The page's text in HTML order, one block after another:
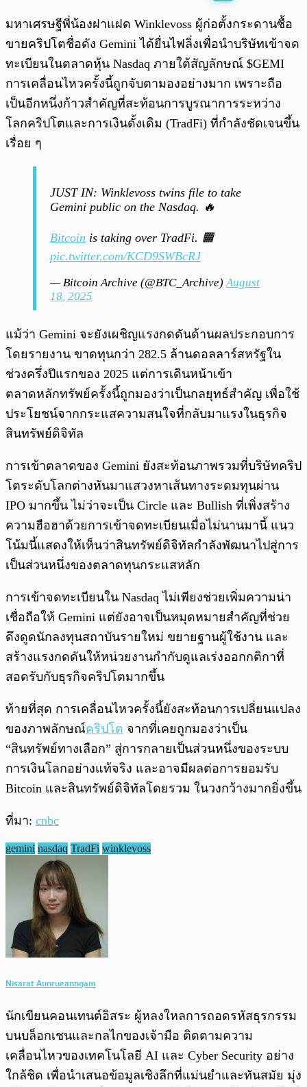
พร้อมเล่น
มหาเศรษฐีพี่น้องฝาแฝด Winklevoss ผู้ก่อตั้งกระดานซื้อ
ขายคริปโตชื่อดัง Gemini ได้ยื่นไฟลิ่งเพื่อนำบริษัทเข้าจด
ทะเบียนในตลาดหุ้น Nasdaq ภายใต้สัญลักษณ์ $GEMI
การเคลื่อนไหวครั้งนี้ถูกจับตามองอย่างมาก เพราะถือ
เป็นอีกหนึ่งก้าวสำคัญที่สะท้อนการบูรณาการระหว่าง
โลกคริปโตและการเงินดั้งเดิม (TradFi) ที่กำลังชัดเจนขึ้น
เรื่อย ๆ
JUST IN: Winklevoss twins file to take
Gemini public on the Nasdaq. 🔥
Bitcoin is taking over TradFi. 🟧
pic.twitter.com/KCD9SWBcRJ
— Bitcoin Archive (@BTC_Archive)August
18, 2025
แม้ว่า Gemini จะยังเผชิญแรงกดดันด้านผลประกอบการ
โดยรายงาน ขาดทุนกว่า 282.5 ล้านดอลลาร์สหรัฐใน
ช่วงครึ่งปีแรกของ 2025 แต่การเดินหน้าเข้า
ตลาดหลักทรัพย์ครั้งนี้ถูกมองว่าเป็นกลยุทธ์สำคัญ เพื่อใช้
ประโยชน์จากกระแสความสนใจที่กลับมาแรงในธุรกิจ
สินทรัพย์ดิจิทัล
การเข้าตลาดของ Gemini ยังสะท้อนภาพรวมที่บริษัทคริป
โตระดับโลกต่างหันมาแสวงหาเส้นทางระดมทุนผ่าน
IPO มากขึ้น ไม่ว่าจะเป็น Circle และ Bullish ที่เพิ่งสร้าง
ความฮือฮาด้วยการเข้าจดทะเบียนเมื่อไม่นานมานี้ แนว
โน้มนี้แสดงให้เห็นว่าสินทรัพย์ดิจิทัลกำลังพัฒนาไปสู่การ
เป็นส่วนหนึ่งของตลาดทุนกระแสหลัก
การเข้าจดทะเบียนใน Nasdaq ไม่เพียงช่วยเพิ่มความน่า
เชื่อถือให้ Gemini แต่ยังอาจเป็นหมุดหมายสำคัญที่ช่วย
ดึงดูดนักลงทุนสถาบันรายใหม่ ขยายฐานผู้ใช้งาน และ
สร้างแรงกดดันให้หน่วยงานกำกับดูแลเร่งออกกติกาที่
สอดรับกับธุรกิจคริปโตมากขึ้น
ท้ายที่สุด การเคลื่อนไหวครั้งนี้ยังสะท้อนการเปลี่ยนแปลง
ของภาพลักษณ์คริปโต จากที่เคยถูกมองว่าเป็น
“สินทรัพย์ทางเลือก” สู่การกลายเป็นส่วนหนึ่งของระบบ
การเงินโลกอย่างแท้จริง และอาจมีผลต่อการยอมรับ
Bitcoin และสินทรัพย์ดิจิทัลโดยรวม ในวงกว้างมากยิ่งขึ้น
ที่มา: cnbc
gemini nasdaq TradFi winklevoss
Nisarat Aunrueanngam
นักเขียนคอนเทนต์อิสระ ผู้หลงใหลการถอดรหัสธุรกรรม
บนบล็อกเชนและกลไกของเจ้ามือ ติดตามความ
เคลื่อนไหวของเทคโนโลยี AI และ Cyber Security อย่าง
ใกล้ชิด เพื่อนำเสนอข้อมูลเชิงลึกที่แม่นยำและทันสมัย มุ่ง